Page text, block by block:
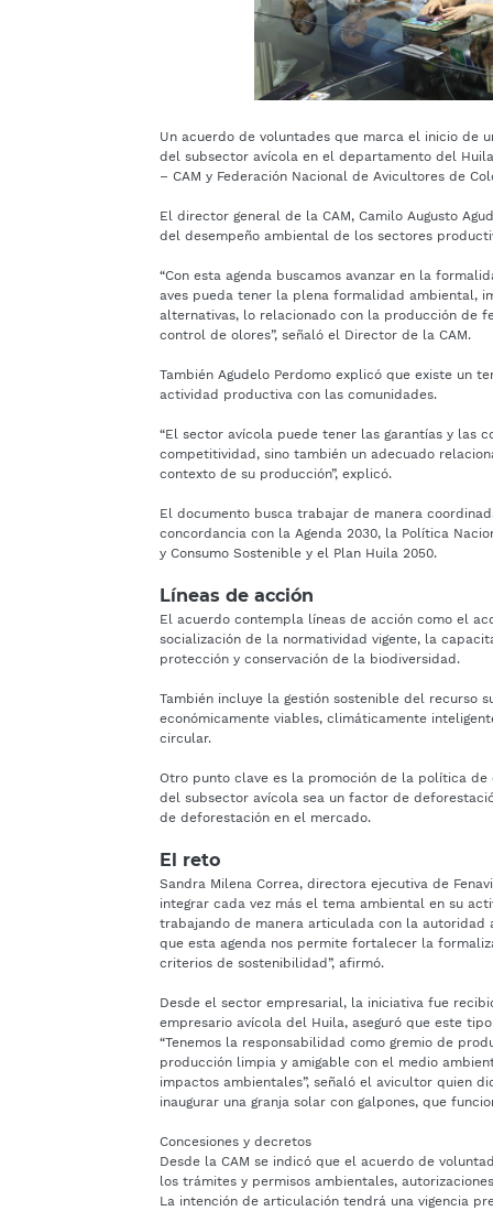
Un acuerdo de voluntades que marca el inicio de
del subsector avícola en el departamento del
– CAM y Federación Nacional de Avicultores de
El director general de la CAM, Camilo Augusto
del desempeño ambiental de los sectores
“Con esta agenda buscamos avanzar en la
aves pueda tener la plena formalidad ambiental,
alternativas, lo relacionado con la producción de
control de olores”, señaló el Director de la CAM.
También Agudelo Perdomo explicó que existe un
actividad productiva con las comunidades.
“El sector avícola puede tener las garantías y las
competitividad, sino también un adecuado
contexto de su producción”, explicó.
El documento busca trabajar de manera
concordancia con la Agenda 2030, la Política
y Consumo Sostenible y el Plan Huila 2050.
Líneas de acción
El acuerdo contempla líneas de acción como el
socialización de la normatividad vigente, la
protección y conservación de la biodiversidad.
También incluye la gestión sostenible del recurso
económicamente viables, climáticamente
circular.
Otro punto clave es la promoción de la política
del subsector avícola sea un factor de
de deforestación en el mercado.
El reto
Sandra Milena Correa, directora ejecutiva de
integrar cada vez más el tema ambiental en su
trabajando de manera articulada con la
que esta agenda nos permite fortalecer la
criterios de sostenibilidad”, afirmó.
Desde el sector empresarial, la iniciativa fue
empresario avícola del Huila, aseguró que este
“Tenemos la responsabilidad como gremio de
producción limpia y amigable con el medio
impactos ambientales”, señaló el avicultor quien
inaugurar una granja solar con galpones, que
Concesiones y decretos
Desde la CAM se indicó que el acuerdo de
los trámites y permisos ambientales,
La intención de articulación tendrá una vigencia